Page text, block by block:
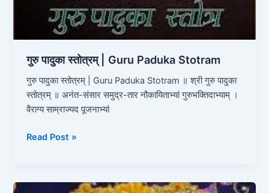
गुरु पादुका स्तोत्रम् | Guru Paduka Stotram
गुरु पादुका स्तोत्रम् | Guru Paduka Stotram ॥ श्री गुरु पादुका
स्तोत्रम् ॥ अनंत-संसार समुद्र-तार नौकायिताभ्यां गुरुभक्तिदाभ्याम् ।
वैराग्य साम्राज्यद पूजनाभ्यां
Read Post »